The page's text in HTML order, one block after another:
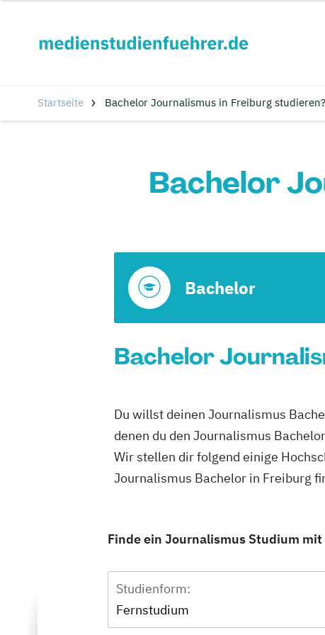
Startseite Bachelor Journalismus in Freiburg studieren?
Bachelor
Bachelor
Bachelor
Du willst deinen Journalismus
denen du den Journalismus
Wir stellen dir folgend einige
Journalismus Bachelor in Freiburg
Finde ein Journalismus Studium
Studienform:
Fernstudium